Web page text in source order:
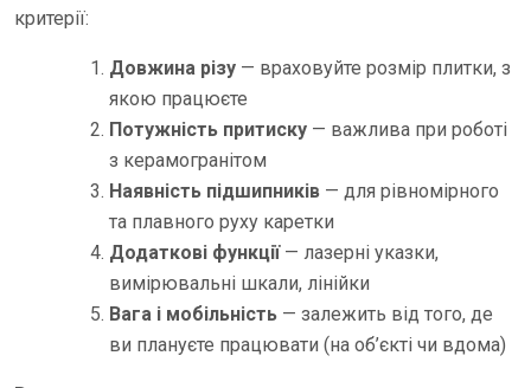
критерії:
Довжина різу — враховуйте розмір плитки, з
якою працюєте
Потужність притиску — важлива при роботі
з керамогранітом
Наявність підшипників — для рівномірного
та плавного руху каретки
Додаткові функції— лазерні указки,
вимірювальні шкали, лінійки
Вага і мобільність — залежить від того, де
ви плануєте працювати (на об’єкті чи вдома)